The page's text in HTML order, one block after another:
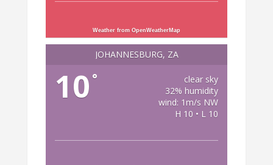
Weather from OpenWeatherMap
JOHANNESBURG, ZA
10 °
clear sky
32% humidity
wind: 1m/s NW
H 10 • L 10